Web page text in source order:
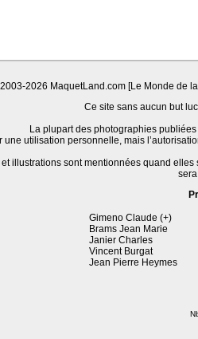
2026 MaquetLand.com [Le Monde de
Ce site sans aucun but
La plupart des photographies
une utilisation personnelle, mais
illustrations sont mentionnées quand
Gimeno Claude (+)
Brams Jean Marie
Janier Charles
Vincent Burgat
Jean Pierre Heymes